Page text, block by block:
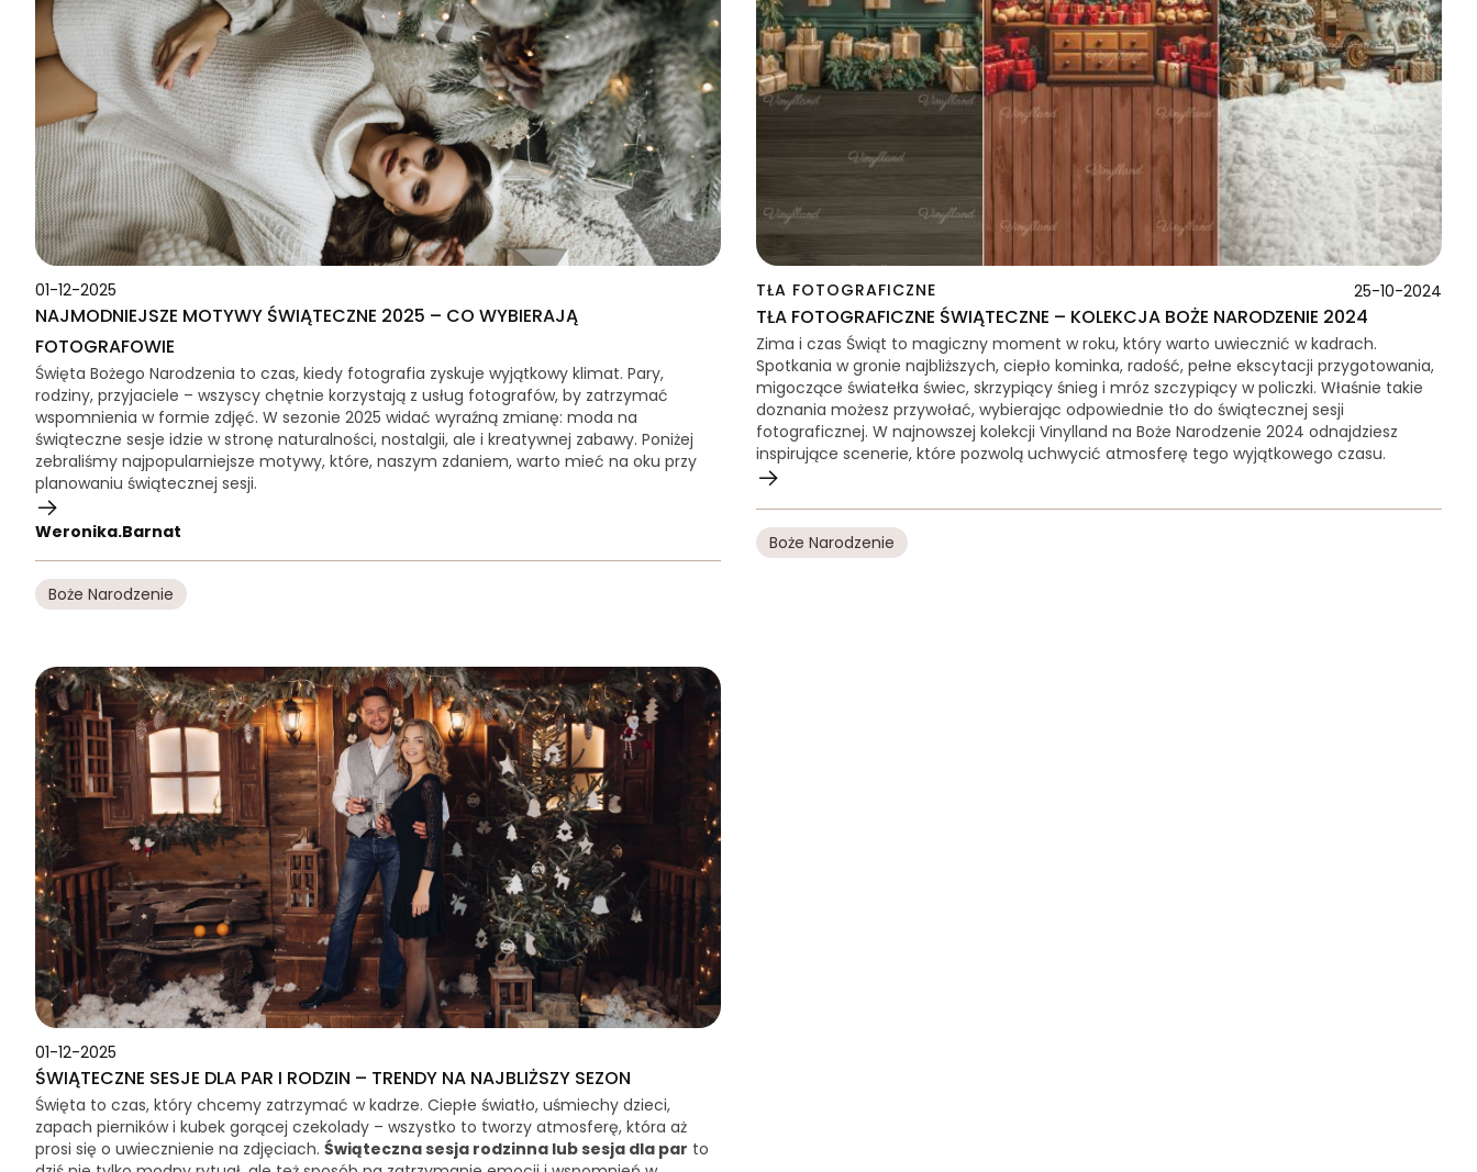
01-12-2025
NAJMODNIEJSZE MOTYWY ŚWIĄTECZNE 2025 – CO WYBIERAJĄ
FOTOGRAFOWIE
Święta Bożego Narodzenia to czas, kiedy fotografia zyskuje wyjątkowy klimat. Pary,
rodziny, przyjaciele – wszyscy chętnie korzystają z usług fotografów, by zatrzymać
wspomnienia w formie zdjęć. W sezonie 2025 widać wyraźną zmianę: moda na
świąteczne sesje idzie w stronę naturalności, nostalgii, ale i kreatywnej zabawy. Poniżej
zebraliśmy najpopularniejsze motywy, które, naszym zdaniem, warto mieć na oku przy
planowaniu świątecznej sesji.
Weronika.Barnat
Boże Narodzenie
01-12-2025
ŚWIĄTECZNE SESJE DLA PAR I RODZIN – TRENDY NA NAJBLIŻSZY SEZON
Święta to czas, który chcemy zatrzymać w kadrze. Ciepłe światło, uśmiechy dzieci,
zapach pierników i kubek gorącej czekolady – wszystko to tworzy atmosferę, która aż
prosi się o uwiecznienie na zdjęciach. Świąteczna sesja rodzinna lub sesja dla par to
TŁA FOTOGRAFICZNE 25-10-2024
TŁA FOTOGRAFICZNE ŚWIĄTECZNE – KOLEKCJA BOŻE NARODZENIE 2024
Zima i czas Świąt to magiczny moment w roku, który warto uwiecznić w kadrach.
Spotkania w gronie najbliższych, ciepło kominka, radość, pełne ekscytacji przygotowania,
migoczące światełka świec, skrzypiący śnieg i mróz szczypiący w policzki. Właśnie takie
doznania możesz przywołać, wybierając odpowiednie tło do świątecznej sesji
fotograficznej. W najnowszej kolekcji Vinylland na Boże Narodzenie 2024 odnajdziesz
inspirujące scenerie, które pozwolą uchwycić atmosferę tego wyjątkowego czasu.
Boże Narodzenie